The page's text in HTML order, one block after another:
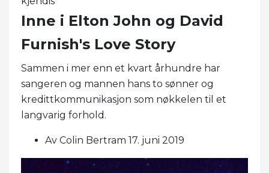
Inne i Elton John og David
Furnish's Love Story
Sammen i mer enn et kvart århundre har
sangeren og mannen hans to sønner og
kredittkommunikasjon som nøkkelen til et
langvarig forhold.
Av Colin Bertram 17. juni 2019